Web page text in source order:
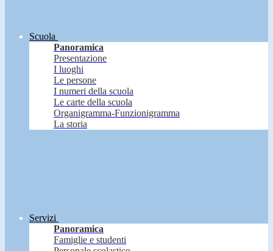
Scuola
Panoramica
Presentazione
I luoghi
Le persone
I numeri della scuola
Le carte della scuola
Organigramma-Funzionigramma
La storia
Servizi
Panoramica
Famiglie e studenti